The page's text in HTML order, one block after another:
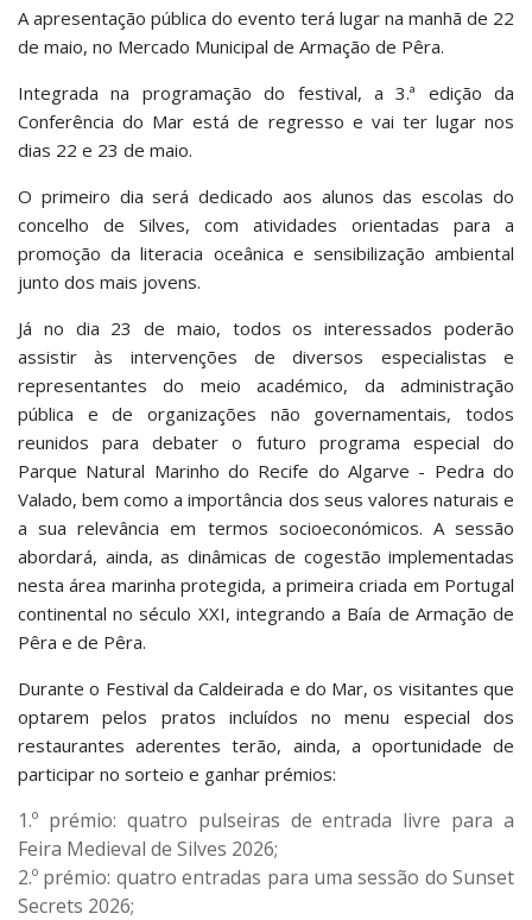
A apresentação pública do evento terá lugar na manhã de 22
de maio, no Mercado Municipal de Armação de Pêra.
Integrada na programação do festival, a 3.ª edição da
Conferência do Mar está de regresso e vai ter lugar nos
dias 22 e 23 de maio.
O primeiro dia será dedicado aos alunos das escolas do
concelho de Silves, com atividades orientadas para a
promoção da literacia oceânica e sensibilização ambiental
junto dos mais jovens.
Já no dia 23 de maio, todos os interessados poderão
assistir às intervenções de diversos especialistas e
representantes do meio académico, da administração
pública e de organizações não governamentais, todos
reunidos para debater o futuro programa especial do
Parque Natural Marinho do Recife do Algarve - Pedra do
Valado, bem como a importância dos seus valores naturais e
a sua relevância em termos socioeconómicos. A sessão
abordará, ainda, as dinâmicas de cogestão implementadas
nesta área marinha protegida, a primeira criada em Portugal
continental no século XXI, integrando a Baía de Armação de
Pêra e de Pêra.
Durante o Festival da Caldeirada e do Mar, os visitantes que
optarem pelos pratos incluídos no menu especial dos
restaurantes aderentes terão, ainda, a oportunidade de
participar no sorteio e ganhar prémios:
1.º prémio: quatro pulseiras de entrada livre para a
Feira Medieval de Silves 2026;
2.º prémio: quatro entradas para uma sessão do Sunset
Secrets 2026;